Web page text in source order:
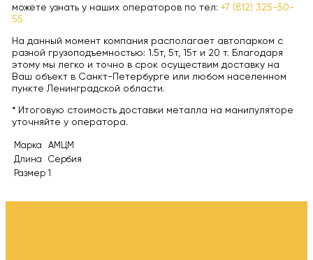
можете узнать у наших операторов по тел: +7 (812) 325-50-
55
На данный момент компания располагает автопарком с
разной грузоподъемностью: 1.5т, 5т, 15т и 20 т. Благодаря
этому мы легко и точно в срок осуществим доставку на
Ваш объект в Санкт-Петербурге или любом населенном
пункте Ленинградской области.
* Итоговую стоимость доставки металла на манипуляторе
уточняйте у оператора.
Марка
АМЦМ
Длина
Сербия
Размер 1